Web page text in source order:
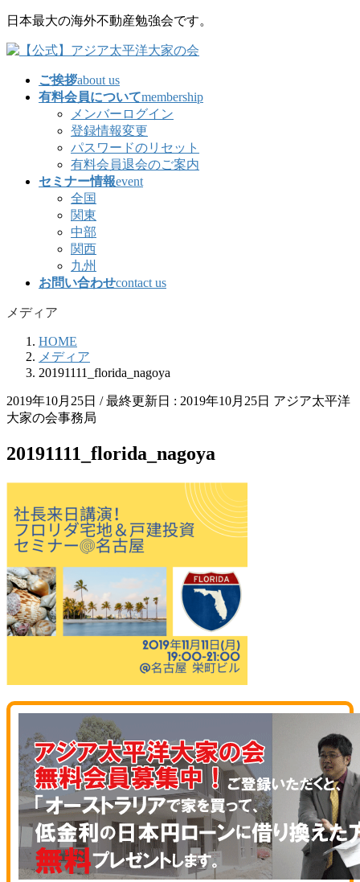
コ
テ
ナ
ゲ
日本最大の海外不動産勉強会です。
ご挨拶about us
有料会員についてmembership
メンバーログイン
登録情報変更
パスワードのリセット
有料会員退会のご案内
セミナー情報event
全国
関東
中部
関西
九州
お問い合わせcontact us
メディア
HOME
メディア
20191111_florida_nagoya
2019年10月25日 / 最終更新日 : 2019年10月25日 アジア太平洋
大家の会事務局
20191111_florida_nagoya